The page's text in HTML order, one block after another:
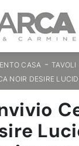
CASA -TAVOLI
NOIR DESIRE